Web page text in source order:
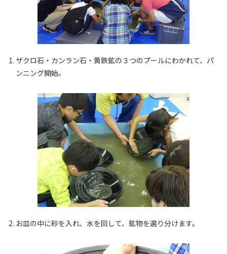
1. ザクロ石・カンラン石・黄鉄鉱の３つのプールにわかれて、パ
ンニング開始。
2. お皿の中に砂を入れ、水を回して、鉱物を選り分けます。